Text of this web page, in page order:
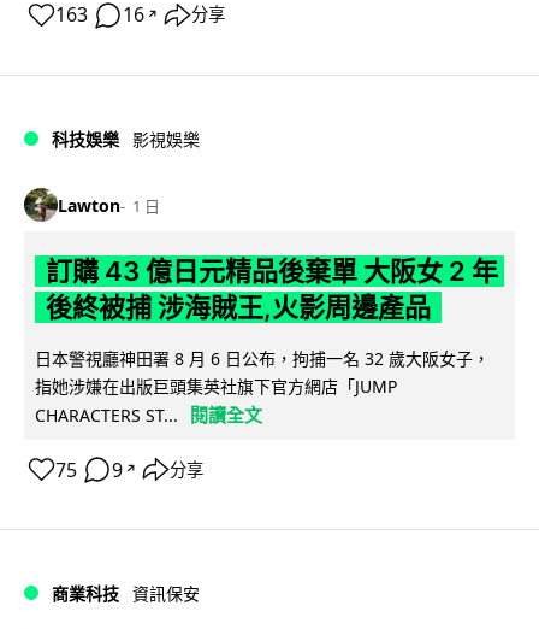
163 16 ↗ 分享
科技娛樂 影視娛樂
Lawton 1 日
訂購 43 億日元精品後棄單 大阪女 2 年
後終被捕 涉海賊王,火影周邊產品
日本警視廳神田署 8 月 6 日公布，拘捕一名 32 歲大阪女子，
指她涉嫌在出版巨頭集英社旗下官方網店「JUMP
CHARACTERS ST...
閱讀全文
75 9 ↗ 分享
商業科技 資訊保安